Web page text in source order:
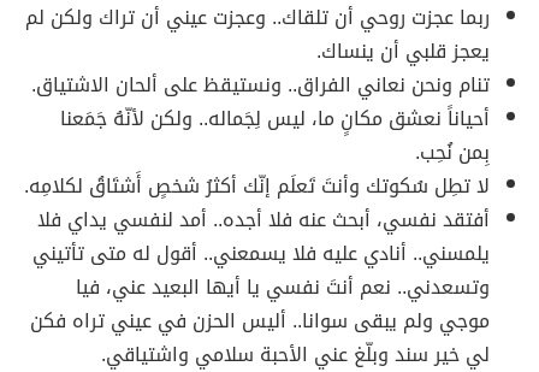
ربما عجزت روحي أن تلقاك.. وعجزت عيني أن تراك ولكن لم
يعجز قلبي أن ينساك.
تنام ونحن نعاني الفراق.. ونستيقظ على ألحان الاشتياق.
أحياناً نعشق مكانٍ ما، ليس لِجَماله.. ولكن لأنّهُ جَمَعنا
بِمن نُحِب.
لا تطِل سُكوتك وأنتَ تَعلَم إنّك أكثرُ شخصٍ أَشتَاقُ لكلامِه.
أفتقد نفسي، أبحث عنه فلا أجده.. أمد لنفسي يداي فلا
يلمسني.. أنادي عليه فلا يسمعني.. أقول له متى تأتيني
وتسعدني.. نعم أنتَ نفسي يا أيها البعيد عني، فيا
موجي ولم يبقى سوانا.. أليس الحزن في عيني تراه فكن
لي خير سند وبلّغ عني الأحبة سلامي واشتياقي.